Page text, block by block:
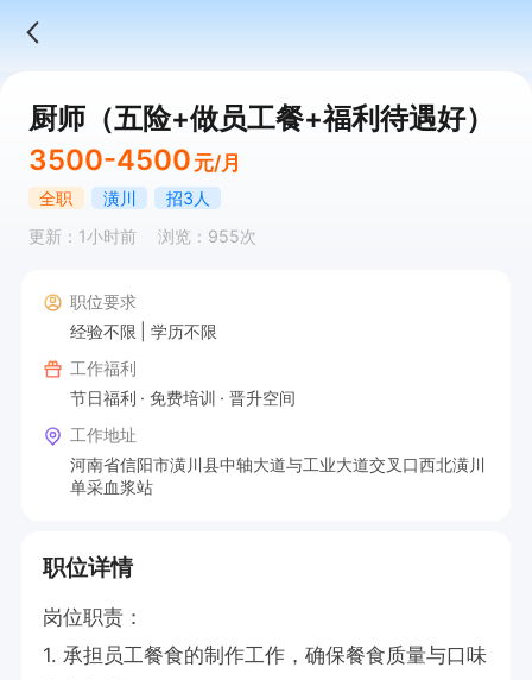
厨师（五险+做员工餐+福利待遇好）
3500-4500 元/月
全职 潢川
招3人
更新：1小时前
浏览：955次
职位要求
经验不限
学历不限
工作福利
节日福利
免费培训
晋升空间
工作地址
河南省信阳市潢川县中轴大道与工业大道交叉口西北潢川
单采血浆站
职位详情
岗位职责：
1. 承担员工餐食的制作工作，确保餐食质量与口味